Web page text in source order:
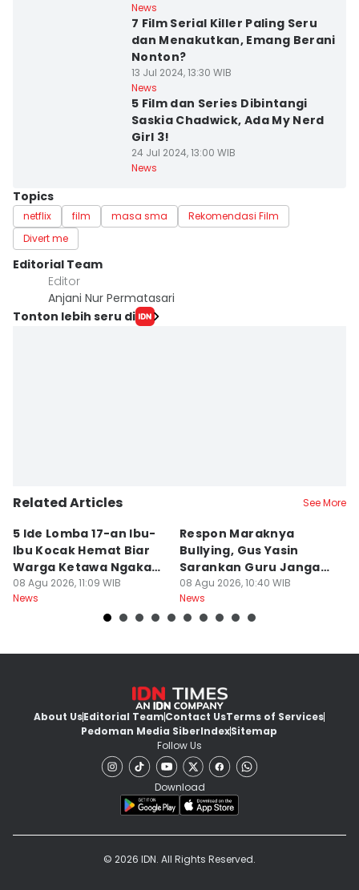
News
7 Film Serial Killer Paling Seru
dan Menakutkan, Emang Berani
Nonton?
13 Jul 2024, 13:30 WIB
News
5 Film dan Series Dibintangi
Saskia Chadwick, Ada My Nerd
Girl 3!
24 Jul 2024, 13:00 WIB
News
Topics
netflix film masa sma
Rekomendasi Film
Divert me
Editorial Team
Editor
Anjani Nur Permatasari
Tonton lebih seru di
Related Articles See More
5 Ide Lomba 17-an Ibu-
Ibu Kocak Hemat Biar
Warga Ketawa Ngakak
Pas Hari Kemerdekaan
08 Agu 2026, 11:09 WIB
News
Respon Maraknya
Bullying, Gus Yasin
Sarankan Guru Jangan
Bebani Siswa
08 Agu 2026, 10:40 WIB
News
About UsEditorial TeamContact UsTerms of Services
Pedoman Media SiberIndexSitemap
Follow Us
Download
© 2026 IDN. All Rights Reserved.